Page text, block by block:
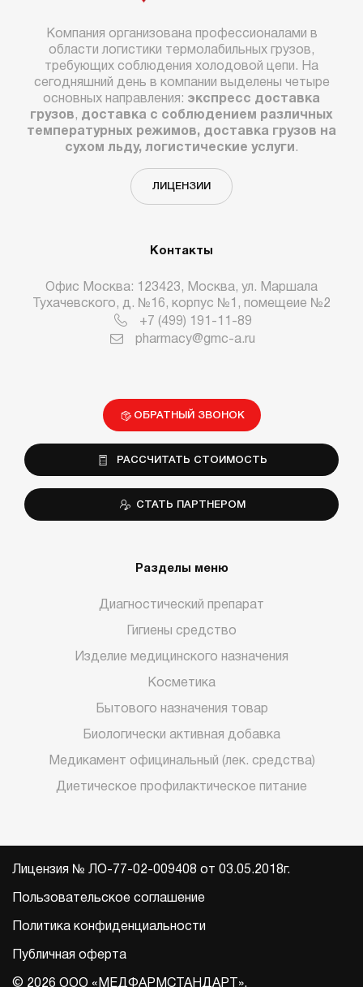
Компания организована профессионалами в
области логистики термолабильных грузов,
требующих соблюдения холодовой цепи. На
сегодняшний день в компании выделены четыре
основных направления: экспресс доставка
грузов, доставка с соблюдением различных
температурных режимов, доставка грузов на
сухом льду, логистические услуги .
ЛИЦЕНЗИИ
Контакты
Офис Москва: 123423, Москва, ул. Маршала
Тухачевского, д. №16, корпус №1, помещеие №2
+7 (499) 191-11-89
pharmacy@gmc-a.ru
ОБРАТНЫЙ ЗВОНОК
РАССЧИТАТЬ СТОИМОСТЬ
СТАТЬ ПАРТНЕРОМ
Разделы меню
Диагностический препарат
Гигиены средство
Изделие медицинского назначения
Косметика
Бытового назначения товар
Биологически активная добавка
Медикамент официнальный (лек. средства)
Диетическое профилактическое питание
Лицензия № ЛО-77-02-009408 от 03.05.2018г.
Пользовательское соглашение
Политика конфиденциальности
Публичная оферта
© 2026 ООО «МЕДФАРМСТАНДАРТ».